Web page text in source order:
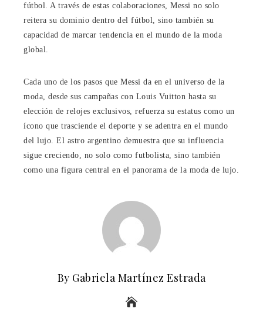
fútbol. A través de estas colaboraciones, Messi no solo
reitera su dominio dentro del fútbol, sino también su
capacidad de marcar tendencia en el mundo de la moda
global.
Cada uno de los pasos que Messi da en el universo de la
moda, desde sus campañas con Louis Vuitton hasta su
elección de relojes exclusivos, refuerza su estatus como un
ícono que trasciende el deporte y se adentra en el mundo
del lujo. El astro argentino demuestra que su influencia
sigue creciendo, no solo como futbolista, sino también
como una figura central en el panorama de la moda de lujo.
By Gabriela Martínez Estrada